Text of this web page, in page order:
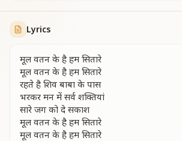
Lyrics
मूल वतन के है हम सितारे
मूल वतन के है हम सितारे
रहते है शिव बाबा के पास
भरकर मन में सर्व शक्तियां
सारे जग को दे सकाश
मूल वतन के है हम सितारे
मूल वतन के है हम सितारे